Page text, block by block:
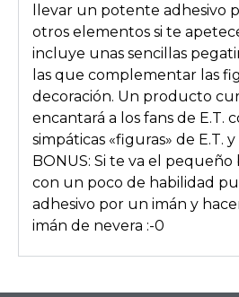
llevar un potente adhesivo
otros elementos si te
incluye unas sencillas
las que complementar las
decoración. Un producto
encantará a los fans de E.T.
simpáticas «figuras» de E.T.
BONUS: Si te va el
con un poco de habilidad
adhesivo por un imán y
imán de nevera :-0